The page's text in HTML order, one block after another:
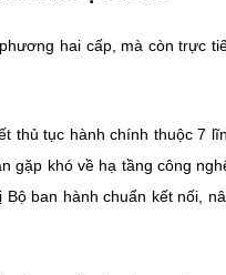
hai cấp, mà còn trực
thủ tục hành chính thuộc 7
gặp khó về hạ tầng công
ban hành chuẩn kết nối,